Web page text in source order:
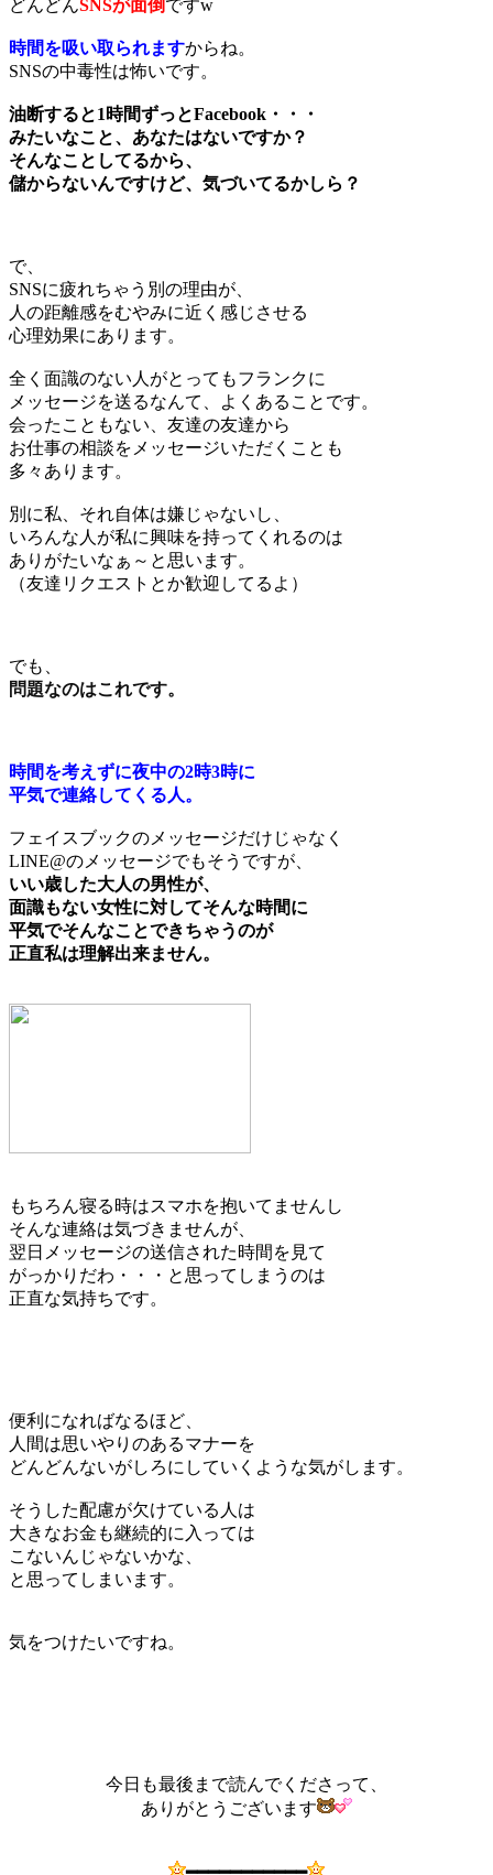
どんどんSNSが面倒ですw
時間を吸い取られますからね。
SNSの中毒性は怖いです。
油断すると1時間ずっとFacebook・・・
みたいなこと、あなたはないですか？
そんなことしてるから、
儲からないんですけど、気づいてるかしら？
で、
SNSに疲れちゃう別の理由が、
人の距離感をむやみに近く感じさせる
心理効果にあります。
全く面識のない人がとってもフランクに
メッセージを送るなんて、よくあることです。
会ったこともない、友達の友達から
お仕事の相談をメッセージいただくことも
多々あります。
別に私、それ自体は嫌じゃないし、
いろんな人が私に興味を持ってくれるのは
ありがたいなぁ～と思います。
（友達リクエストとか歓迎してるよ）
でも、
問題なのはこれです。
時間を考えずに夜中の2時3時に
平気で連絡してくる人。
フェイスブックのメッセージだけじゃなく
LINE@のメッセージでもそうですが、
いい歳した大人の男性が、
面識もない女性に対してそんな時間に
平気でそんなことできちゃうのが
正直私は理解出来ません。
もちろん寝る時はスマホを抱いてませんし
そんな連絡は気づきませんが、
翌日メッセージの送信された時間を見て
がっかりだわ・・・と思ってしまうのは
正直な気持ちです。
便利になればなるほど、
人間は思いやりのあるマナーを
どんどんないがしろにしていくような気がします。
そうした配慮が欠けている人は
大きなお金も継続的に入っては
こないんじゃないかな、
と思ってしまいます。
気をつけたいですね。
今日も最後まで読んでくださって、
ありがとうございます